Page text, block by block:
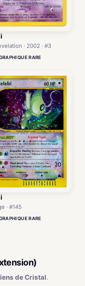
· 2002 · #3
RARE
· #145
RARE
de Cristal.